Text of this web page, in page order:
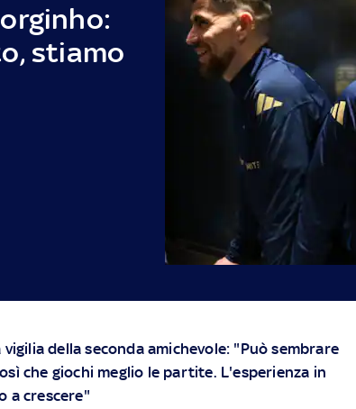
stiamo
della seconda amichevole: "Può sembrare
che giochi meglio le partite. L'esperienza in
a crescere"